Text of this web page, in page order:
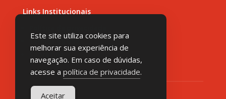
Links Institucionais
Termos de Uso
Este site utiliza cookies para
melhorar sua experiência de
navegação. Em caso de dúvidas,
acesse a política de privacidade.
Aceitar